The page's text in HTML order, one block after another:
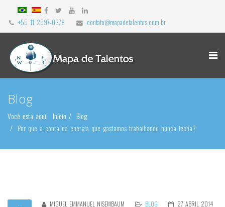
+55 11 2597-0378 contato@mapadetalentos.com.br
Blog
Você está aqui: Início
Blog
Por que a conta da energia que gastamos trabalhando nunca fecha?
MIGUEL EMMANUEL NISEMBAUM BLOG
27 ABRIL 2014